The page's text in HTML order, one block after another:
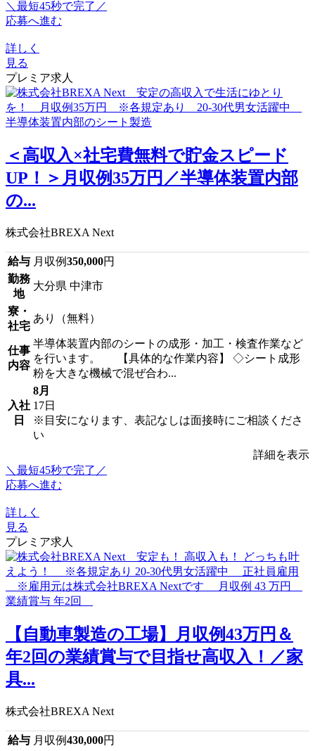
＼最短45秒で完了／
応募へ進む
詳しく
見る
プレミア求人
＜高収入×社宅費無料で貯金スピード
UP！＞月収例35万円／半導体装置内部
の...
株式会社BREXA Next
給与 月収例350,000円
勤務
地
大分県 中津市
寮・
社宅
あり（無料）
仕事
内容
半導体装置内部のシートの成形・加工・検査作業など
を行います。 【具体的な作業内容】 ◇シート成形
粉を大きな機械で混ぜ合わ...
入社
日
8月
17日
※目安になります、表記なしは面接時にご相談くださ
い
詳細を表示
＼最短45秒で完了／
応募へ進む
詳しく
見る
プレミア求人
【自動車製造の工場】月収例43万円＆
年2回の業績賞与で目指せ高収入！／家
具...
株式会社BREXA Next
給与 月収例430,000円